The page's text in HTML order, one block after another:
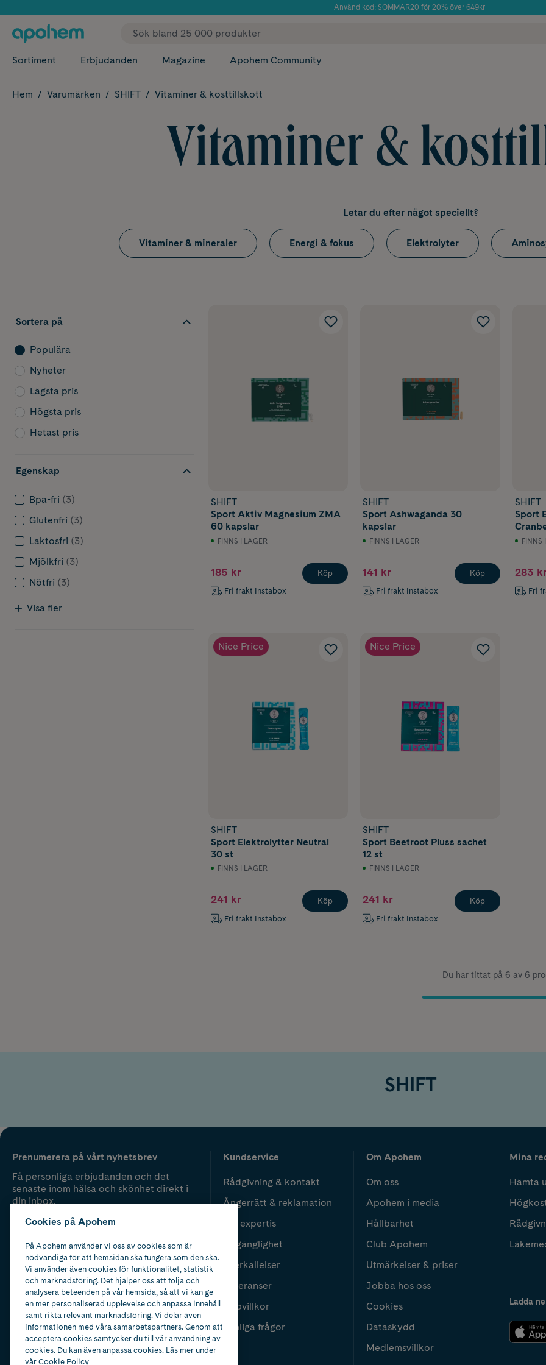
Använd kod: SOMMAR20 för 20% över 649kr
✓ Fri frakt
Sortiment Erbjudanden Magazine Apohem Community
Hem Varumärken SHIFT Vitaminer & kosttillskott
Vitaminer &
Letar du efter något speciellt?
Vitaminer & mineraler Energi & fokus Elektrolyter
Sortera på
Populära
Nyheter
Lägsta pris
Högsta pris
Hetast pris
Egenskap
Bpa-fri (3)
Glutenfri (3)
Laktosfri (3)
Mjölkfri (3)
Nötfri (3)
Visa fler
SHIFT
Sport Aktiv Magnesium ZMA
60 kapslar
FINNS I LAGER
185 kr
Fri frakt Instabox
Köp
SHIFT
Sport Ashwaganda 30
kapslar
FINNS I LAGER
141 kr
Fri frakt Instabox
Köp
SHIFT
Sport
FINNS
283 kr
Fri
Nice Price
SHIFT
Sport Elektrolytter Neutral
30 st
FINNS I LAGER
241 kr
Fri frakt Instabox
Köp
Nice Price
SHIFT
Sport Beetroot Pluss sachet
12 st
FINNS I LAGER
241 kr
Fri frakt Instabox
Köp
Du har tittat på 6 av 6
SHIFT
Prenumerera på vårt nyhetsbrev
Få personliga erbjudanden och det
senaste inom hälsa och skönhet direkt i
din inbox.
Kundservice
Rådgivning & kontakt
Ångerrätt & reklamation
Vår expertis
Tillgänglighet
Återkallelser
Leveranser
Köpvillkor
Vanliga frågor
Om Apohem
Om oss
Apohem i media
Hållbarhet
Club Apohem
Utmärkelser & priser
Jobba hos oss
Cookies
Dataskydd
Medlemsvillkor
Mina
Hämta
Ladda
Cookies på Apohem
På Apohem använder vi oss av cookies som är
nödvändiga för att hemsidan ska fungera som den ska.
Vi använder även cookies för funktionalitet, statistik
och marknadsföring. Det hjälper oss att följa och
analysera beteenden på vår hemsida, så att vi kan ge
en mer personaliserad upplevelse och anpassa innehåll
samt rikta relevant marknadsföring. Vi delar även
informationen med våra samarbetspartners. Genom att
acceptera cookies samtycker du till vår användning av
cookies. Du kan även anpassa cookies. Läs mer under
vårCookie Policy